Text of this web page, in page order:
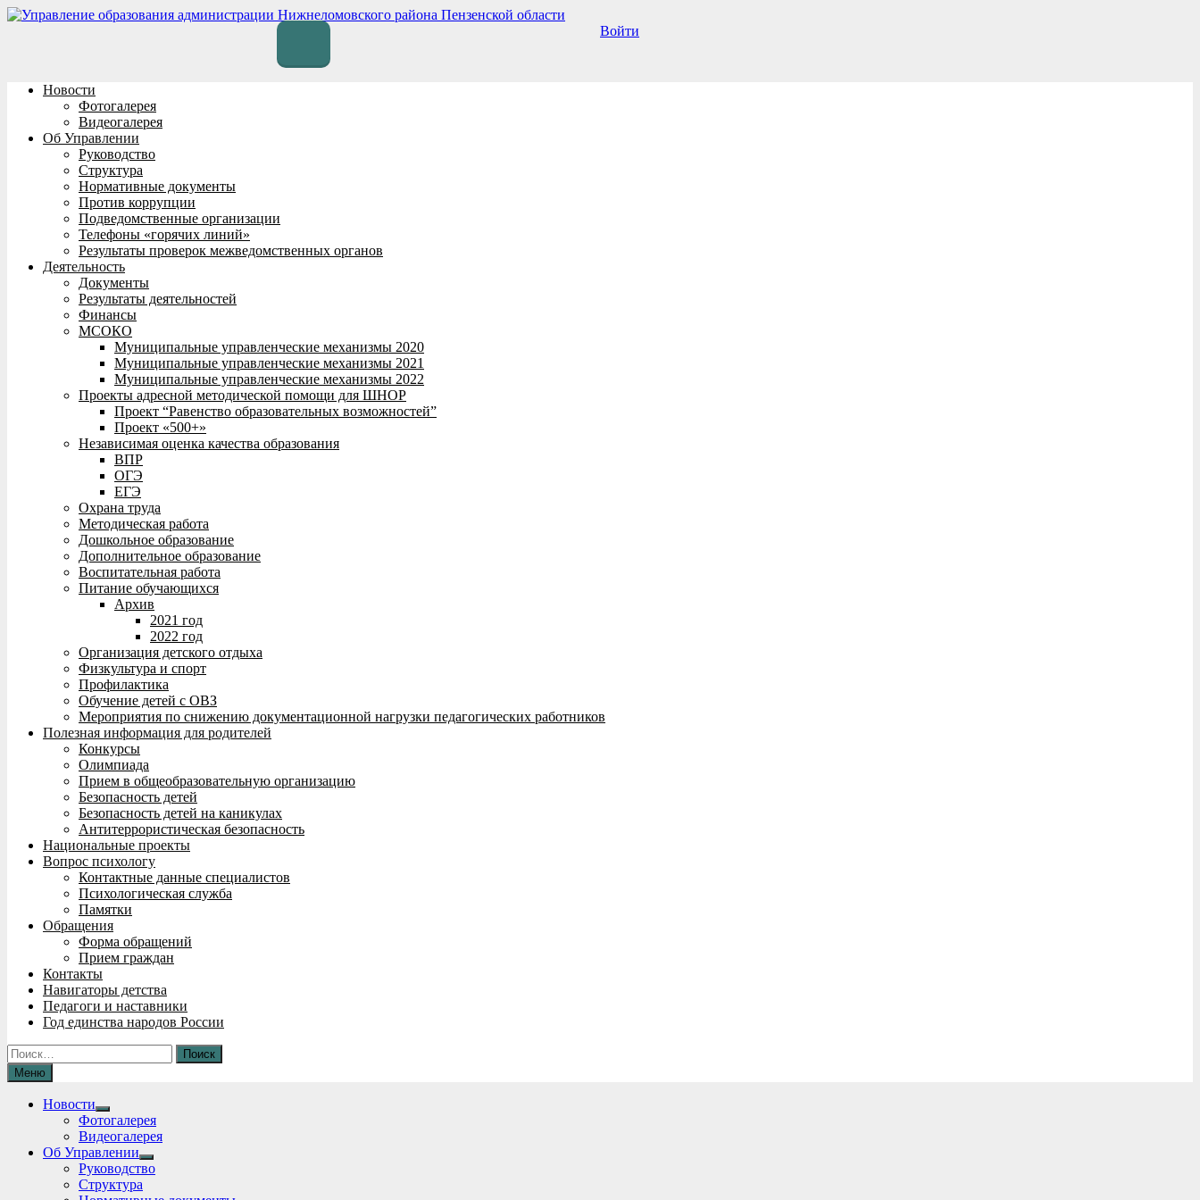
Перейти
Войти
Новости
Фотогалерея
Видеогалерея
Об Управлении
Руководство
Структура
Нормативные документы
Против коррупции
Подведомственные организации
Телефоны «горячих линий»
Результаты проверок межведомственных органов
Деятельность
Документы
Результаты деятельностей
Финансы
МСОКО
Муниципальные управленческие механизмы 2020
Муниципальные управленческие механизмы 2021
Муниципальные управленческие механизмы 2022
Проекты адресной методической помощи для ШНОР
Проект “Равенство образовательных возможностей”
Проект «500+»
Независимая оценка качества образования
ВПР
ОГЭ
ЕГЭ
Охрана труда
Методическая работа
Дошкольное образование
Дополнительное образование
Воспитательная работа
Питание обучающихся
Архив
2021 год
2022 год
Организация детского отдыха
Физкультура и спорт
Профилактика
Обучение детей с ОВЗ
Мероприятия по снижению документационной нагрузки педагогических работников
Полезная информация для родителей
Конкурсы
Олимпиада
Прием в общеобразовательную организацию
Безопасность детей
Безопасность детей на каникулах
Антитеррористическая безопасность
Национальные проекты
Вопрос психологу
Контактные данные специалистов
Психологическая служба
Памятки
Обращения
Форма обращений
Прием граждан
Контакты
Навигаторы детства
Педагоги и наставники
Год единства народов России
Найти:
Меню
Новости
Show
sub
menu
Фотогалерея
Видеогалерея
Об Управлении
Show
sub
Руководство
Структура